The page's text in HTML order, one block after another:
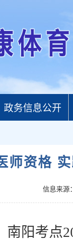
政务信息公开
资格
信息来源：
南阳考点